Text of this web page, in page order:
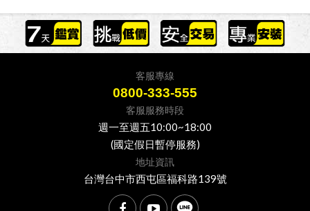
客服專線
0800-333-555
客服服務時段
週一至週五10:00~18:00
(國定假日暫停服務)
地址資訊
台灣台中市西屯區福科路139號